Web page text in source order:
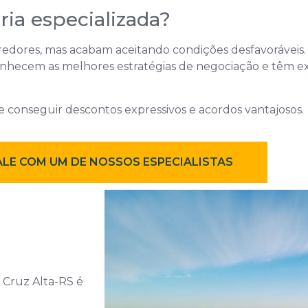
especializada?
mas acabam aceitando condições
as melhores estratégias de negociação e têm
descontos expressivos e acordos vantajosos.
COM UM DE NOSSOS ESPECIALISTAS
Alta-RS é